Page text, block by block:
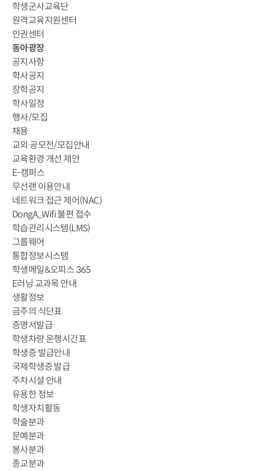
학생군사교육단
원격교육지원센터
인권센터
동아광장
공지사항
학사공지
장학공지
학사일정
행사/모집
채용
교외 공모전/모집안내
교육환경 개선 제안
E-캠퍼스
무선랜 이용안내
네트워크 접근 제어(NAC)
DongA_Wifi 불편 접수
학습관리시스템(LMS)
그룹웨어
통합정보시스템
학생메일&오피스 365
E러닝 교과목 안내
생활정보
금주의 식단표
증명서발급
학생차량 운행시간표
학생증 발급안내
국제학생증 발급
주차시설 안내
유용한 정보
학생자치활동
학술분과
문예분과
봉사분과
종교분과